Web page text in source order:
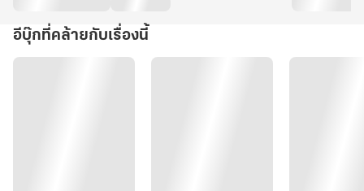
อีบุ๊กที่คล้ายกับเรื่องนี้